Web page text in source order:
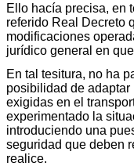
Ello hacía precisa, en
referido Real Decreto
modificaciones
jurídico general en
En tal tesitura, no ha
posibilidad de
exigidas en el
experimentado la
introduciendo una
seguridad que deben
realice.